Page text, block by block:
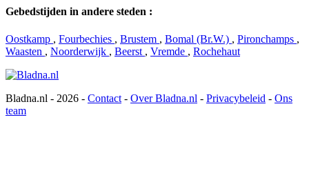
Gebedstijden in andere steden :
Oostkamp , Fourbechies , Brustem , Bomal (Br.W.) , Pironchamps ,
Waasten , Noorderwijk , Beerst , Vremde , Rochehaut
Bladna.nl - 2026 - Contact - Over Bladna.nl - Privacybeleid - Ons
team